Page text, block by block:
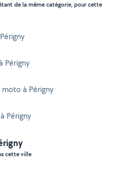
de la même catégorie, pour cette
Périgny
à Périgny
Périgny
cette ville